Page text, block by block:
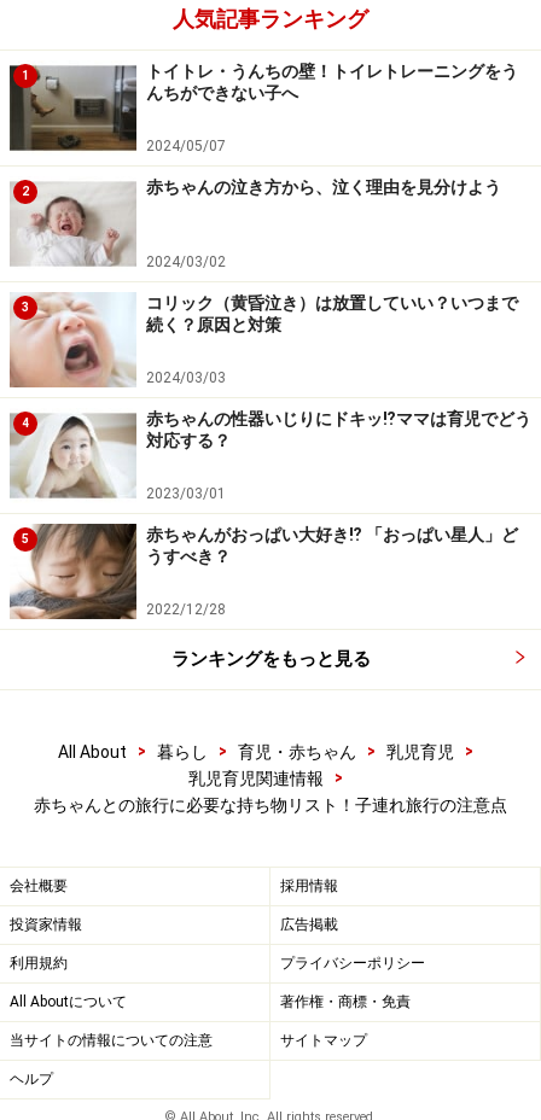
子さんの背中に敷いてあげると汗疹防止にも役立ちま
す。
赤ちゃんとの旅行に必要な持ち物4：帽子
乳児用50＋ UPF日焼予防帽子 サイズの調整可能。顎紐付き
(S：０—９ヶ月, 網目模様・グレー)
帽子は夏のお出かけでは必需品です。麦わら帽子は旅行
先ではかさばるので、綿タイプの丸めてしまえる物が便
赤ちゃんとの旅行に必要な持ち物5：オムツ
普段、布オムツを使っている場合も、洗濯や処理の関係
上、旅行のときは紙オムツが便利ですね。そして、お尻
拭きも同様に、普段はガーゼを利用している家庭でも、
旅行のときは使い捨てのお尻拭きをオススメします。
人気記事ランキング
1
トイトレ・うんちの壁！トイレトレーニングをう
んちができない子へ
2024/05/07
2 赤ちゃんの泣き方から、泣く理由を見分けよう
2024/03/02
3
コリック（黄昏泣き）は放置していい？いつまで
続く？原因と対策
2024/03/03
4
赤ちゃんの性器いじりにドキッ⁉︎ママは育児でどう
対応する？
2023/03/01
5
赤ちゃんがおっぱい大好き⁉︎ 「おっぱい星人」ど
うすべき？
2022/12/28
ランキングをもっと見る
All About > 暮らし > 育児・赤ちゃん > 乳児育児
>
乳児育児関連情報
>
赤ちゃんとの旅行に必要な持ち物リスト！子連れ旅行の注意点
会社概要 採用情報
投資家情報 広告掲載
利用規約 プライバシーポリシー
All Aboutについて 著作権・商標・免責
当サイトの情報についての注意 サイトマップ
ヘルプ